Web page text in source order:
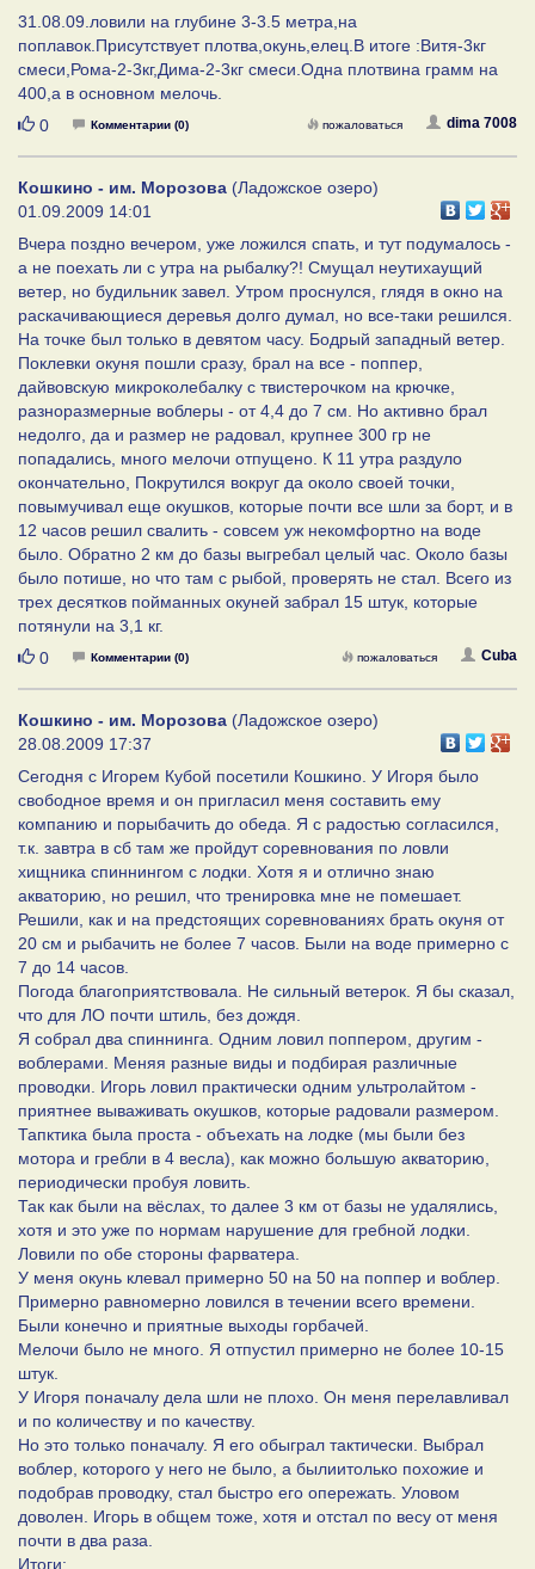
31.08.09.ловили на глубине 3-3.5 метра,на
поплавок.Присутствует плотва,окунь,елец.В итоге :Витя-3кг
смеси,Рома-2-3кг,Дима-2-3кг смеси.Одна плотвина грамм на
400,а в основном мелочь.
Нравится
0 Комментарии (0) dima 7008
пожаловаться
Кошкино - им. Морозова (Ладожское озеро)
01.09.2009 14:01
Вчера поздно вечером, уже ложился спать, и тут подумалось -
а не поехать ли с утра на рыбалку?! Смущал неутихаущий
ветер, но будильник завел. Утром проснулся, глядя в окно на
раскачивающиеся деревья долго думал, но все-таки решился.
На точке был только в девятом часу. Бодрый западный ветер.
Поклевки окуня пошли сразу, брал на все - поппер,
дайвовскую микроколебалку с твистерочком на крючке,
разноразмерные воблеры - от 4,4 до 7 см. Но активно брал
недолго, да и размер не радовал, крупнее 300 гр не
попадались, много мелочи отпущено. К 11 утра раздуло
окончательно, Покрутился вокруг да около своей точки,
повымучивал еще окушков, которые почти все шли за борт, и в
12 часов решил свалить - совсем уж некомфортно на воде
было. Обратно 2 км до базы выгребал целый час. Около базы
было потише, но что там с рыбой, проверять не стал. Всего из
трех десятков пойманных окуней забрал 15 штук, которые
потянули на 3,1 кг.
Нравится
0 Комментарии (0) Cuba
пожаловаться
Кошкино - им. Морозова (Ладожское озеро)
28.08.2009 17:37
Сегодня с Игорем Кубой посетили Кошкино. У Игоря было
свободное время и он пригласил меня составить ему
компанию и порыбачить до обеда. Я с радостью согласился,
т.к. завтра в сб там же пройдут соревнования по ловли
хищника спиннингом с лодки. Хотя я и отлично знаю
акваторию, но решил, что тренировка мне не помешает.
Решили, как и на предстоящих соревнованиях брать окуня от
20 см и рыбачить не более 7 часов. Были на воде примерно с
7 до 14 часов.
Погода благоприятствовала. Не сильный ветерок. Я бы сказал,
что для ЛО почти штиль, без дождя.
Я собрал два спиннинга. Одним ловил поппером, другим -
воблерами. Меняя разные виды и подбирая различные
проводки. Игорь ловил практически одним ультролайтом -
приятнее вываживать окушков, которые радовали размером.
Тапктика была проста - объехать на лодке (мы были без
мотора и гребли в 4 весла), как можно большую акваторию,
периодически пробуя ловить.
Так как были на вёслах, то далее 3 км от базы не удалялись,
хотя и это уже по нормам нарушение для гребной лодки.
Ловили по обе стороны фарватера.
У меня окунь клевал примерно 50 на 50 на поппер и воблер.
Примерно равномерно ловился в течении всего времени.
Были конечно и приятные выходы горбачей.
Мелочи было не много. Я отпустил примерно не более 10-15
штук.
У Игоря поначалу дела шли не плохо. Он меня перелавливал
и по количеству и по качеству.
Но это только поначалу. Я его обыграл тактически. Выбрал
воблер, которого у него не было, а былиитолько похожие и
подобрав проводку, стал быстро его опережать. Уловом
доволен. Игорь в общем тоже, хотя и отстал по весу от меня
почти в два раза.
Итоги: